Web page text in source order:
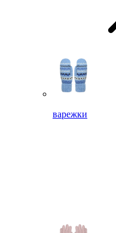
варежки